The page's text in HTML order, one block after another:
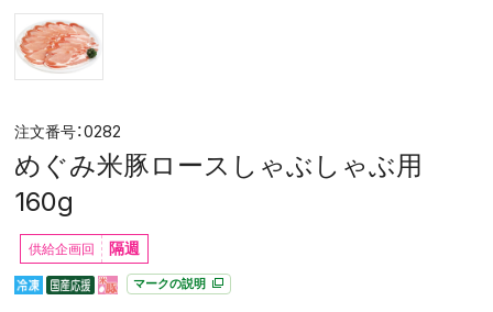
0282
めぐみ米豚ロースしゃぶしゃぶ用
160g
隔週
マークの説明